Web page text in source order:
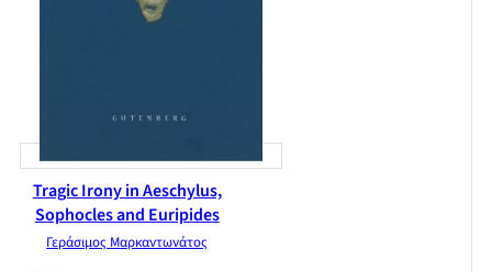
Tragic Irony in Aeschylus,
Sophocles and Euripides
Γεράσιμος Μαρκαντωνάτος